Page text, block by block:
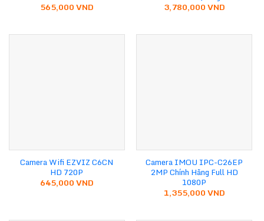
565,000VND
3,780,000VND
Camera Wifi EZVIZ C6CN
HD 720P
645,000VND
Camera IMOU IPC-C26EP
2MP Chính Hãng Full HD
1080P
1,355,000VND